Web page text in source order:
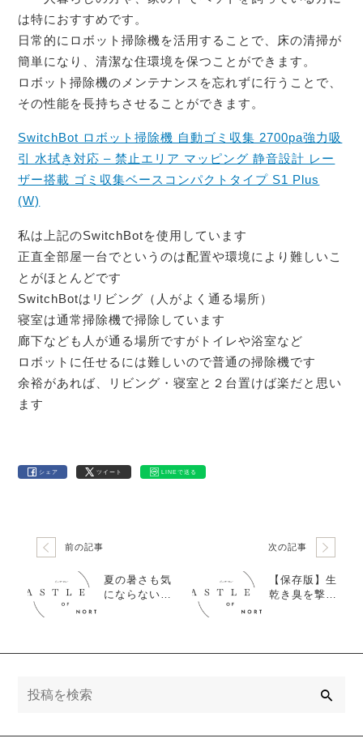
は特におすすめです。
日常的にロボット掃除機を活用することで、床の清掃が
簡単になり、清潔な住環境を保つことができます。
ロボット掃除機のメンテナンスを忘れずに行うことで、
その性能を長持ちさせることができます。
SwitchBot ロボット掃除機 自動ゴミ収集 2700pa強力吸
引 水拭き対応 – 禁止エリア マッピング 静音設計 レー
ザー搭載 ゴミ収集ベースコンパクトタイプ S1 Plus
(W)
私は上記のSwitchBotを使用しています
正直全部屋一台でというのは配置や環境により難しいこ
とがほとんどです
SwitchBotはリビング（人がよく通る場所）
寝室は通常掃除機で掃除しています
廊下なども人が通る場所ですがトイレや浴室など
ロボットに任せるには難しいので普通の掃除機です
余裕があれば、リビング・寝室と２台置けば楽だと思い
ます
シェア ツイート LINEで送る
前の記事
夏の暑さも気
にならない！
次の記事
【保存版】生
乾き臭を撃退